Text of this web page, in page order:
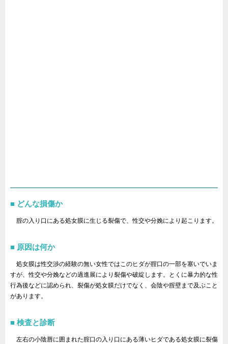
どんな損傷か
腟の入り口にある処女膜に生じる裂傷で、性交や分娩により起こります。
原因は何か
処女膜は性交渉の経験の無い女性ではこのヒダが腟口の一部を塞いでいま
すが、性交や分娩などの過進展により裂傷や破綻します。とくに暴力的な性
行為後などに認められ、裂傷が処女膜だけでなく、会陰や腟壁まで及ぶこと
があります。
検査と診断
左右の小陰唇に囲まれた腟口の入り口にある薄いヒダである処女膜に裂傷